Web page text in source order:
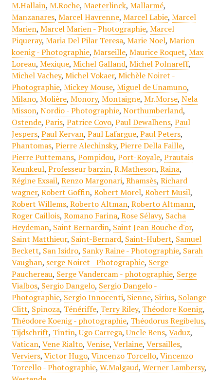
M.Hallain, M.Roche, Maeterlinck, Mallarmé,
Manzanares, Marcel Havrenne, Marcel Labie, Marcel
Marien, Marcel Marien - Photographie, Marcel
Piqueray, Maria Del Pilar Teresa, Marie Noel, Marion
koenig - Photographie, Marseille, Maurice Roquet, Max
Loreau, Mexique, Michel Galland, Michel Polnareff,
Michel Vachey, Michel Vokaer, Michèle Noiret -
Photographie, Mickey Mouse, Miguel de Unamuno,
Milano, Molière, Monory, Montaigne, Mr.Morse, Nela
Misson, Nordio - Photographie, Northumberland,
Ostende, Paris, Patrice Covo, Paul Dewalhens, Paul
Jespers, Paul Kervan, Paul Lafargue, Paul Peters,
Phantomas, Pierre Alechinsky, Pierre Della Faille,
Pierre Puttemans, Pompidou, Port-Royale, Prautais
Keunkeul, Professeur barzin, R.Matheson, Raina,
Régine Exsail, Renzo Margonari, Rhamsès, Richard
wagner, Robert Goffin, Robert Morel, Robert Musil,
Robert Willems, Roberto Altman, Roberto Altmann,
Roger Caillois, Romano Farina, Rose Sélavy, Sacha
Heydeman, Saint Bernardin, Saint Jean Bouche d'or,
Saint Matthieur, Saint-Bernard, Saint-Hubert, Samuel
Beckett, San Isidro, Sanky Raine - Photographie, Sarah
Vaughan, serge Noiret - Photographie, Serge
Pauchereau, Serge Vandercam - photographie, Serge
Vialbos, Sergio Dangelo, Sergio Dangelo -
Photographie, Sergio Innocenti, Sienne, Sirius, Solange
Clitt, Spinoza, Ténériffe, Terry Riley, Théodore Koenig,
Théodore Koenig - photographie, Théodorus Regibelus,
Tijdschrift, Tintin,Ugo Carrega,Uncle Bens, Vaduz,
Vatican, Vene Rialto, Venise, Verlaine, Versailles,
Verviers, Victor Hugo, Vincenzo Torcello, Vincenzo
Torcello - Photographie, W.Malgaud, Werner Lambersy,